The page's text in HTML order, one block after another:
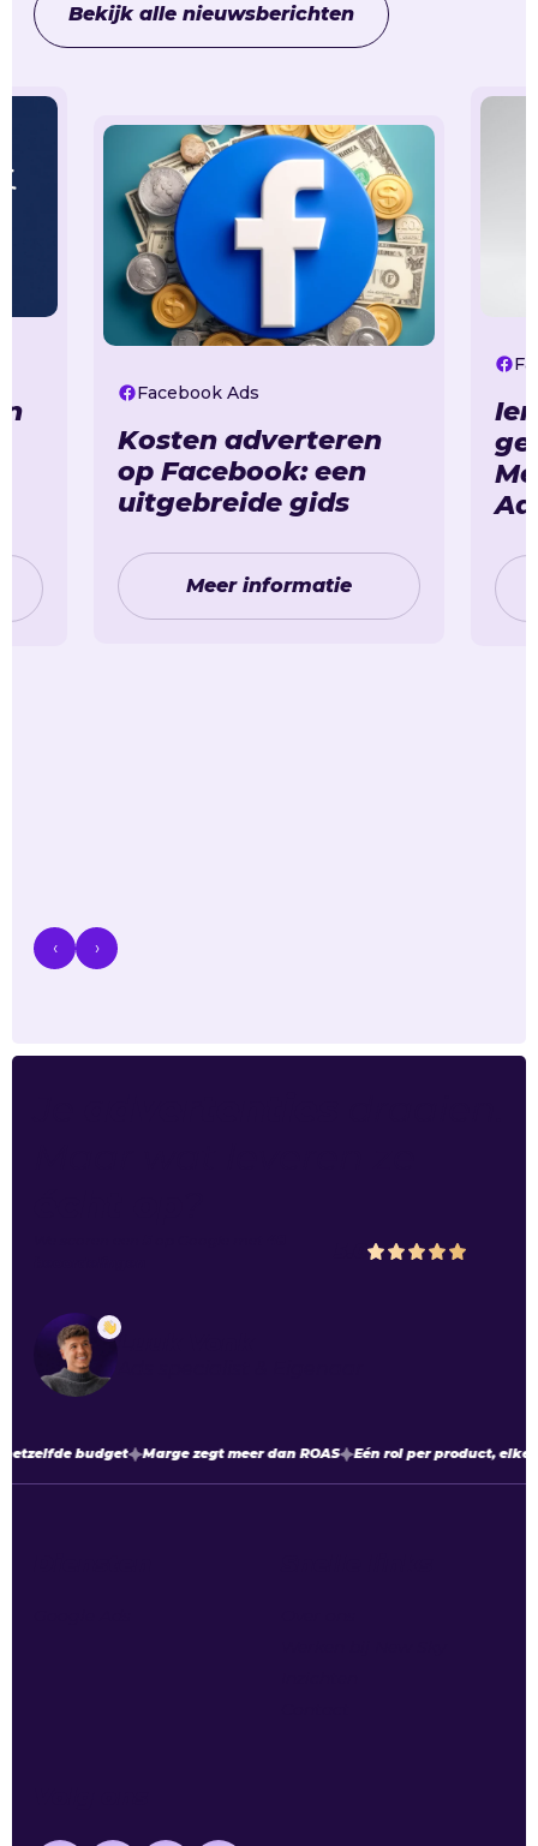
Bekijk alle nieuwsberichten
Facebook Ads
Kosten adverteren
op Facebook: een
uitgebreide gids
Meer informatie
‹ ›
Luuk Vonk
budget Marge zegt meer dan ROAS Eén rol per product, elke